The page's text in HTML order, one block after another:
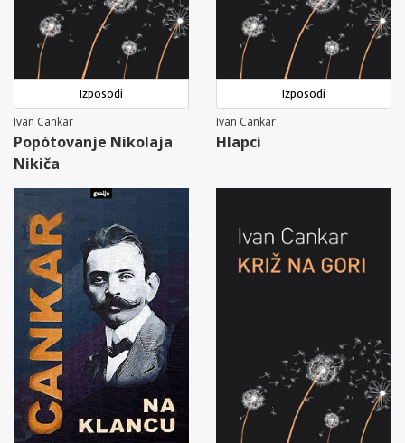
Izposodi
Ivan Cankar
Popótovanje Nikolaja
Nikiča
Izposodi
Ivan Cankar
Hlapci